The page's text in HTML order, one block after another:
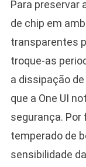
Para preservar
de chip em
transparentes
troque-as
a dissipação
que a One UI
segurança. Por
temperado de
sensibilidade